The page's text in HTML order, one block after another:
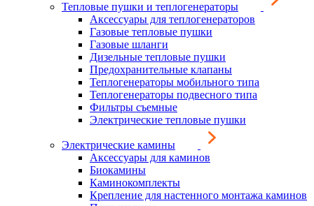
Тепловые пушки и теплогенераторы
Аксессуары для теплогенераторов
Газовые тепловые пушки
Газовые шланги
Дизельные тепловые пушки
Предохранительные клапаны
Теплогенераторы мобильного типа
Теплогенераторы подвесного типа
Фильтры съемные
Электрические тепловые пушки
Электрические камины
Аксессуары для каминов
Биокамины
Каминокомплекты
Крепление для настенного монтажа каминов